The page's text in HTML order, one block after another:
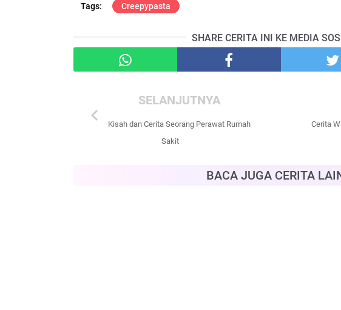
Creepypasta
SHARE CERITA INI KE MEDIA
chevron_left
SELANJUTNYA
Kisah dan Cerita Seorang Perawat Rumah
Sakit
Cerita
BACA JUGA CERITA